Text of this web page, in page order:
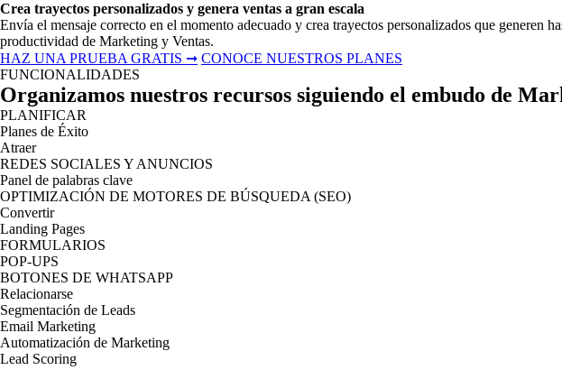
Crea trayectos personalizados y genera ventas a gran escala
Envía el mensaje correcto en el momento adecuado y crea trayectos personalizados que generen
productividad de Marketing y Ventas.
HAZ UNA PRUEBA GRATIS ➞ CONOCE NUESTROS PLANES
FUNCIONALIDADES
Organizamos nuestros recursos siguiendo el embudo de
PLANIFICAR
Planes de Éxito
Atraer
REDES SOCIALES Y ANUNCIOS
Panel de palabras clave
OPTIMIZACIÓN DE MOTORES DE BÚSQUEDA (SEO)
Convertir
Landing Pages
FORMULARIOS
POP-UPS
BOTONES DE WHATSAPP
Relacionarse
Segmentación de Leads
Email Marketing
Automatización de Marketing
Lead Scoring